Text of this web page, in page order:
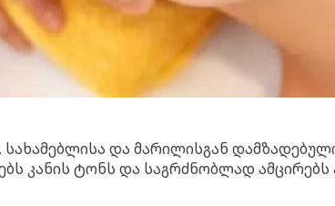
და მარილისგან დამზადებული
კანის ტონს და საგრძნობლად ამცირებს